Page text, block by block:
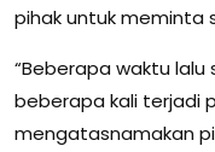
pihak untuk meminta
“Beberapa waktu lalu
beberapa kali terjadi
mengatasnamakan